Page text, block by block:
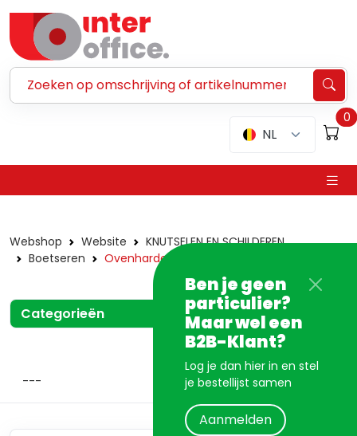
NL
0
Ben je geen
particulier?
Maar wel een
B2B-Klant?
Log je dan hier in en stel
je bestellijst samen
Aanmelden
Webshop Website
KNUTSELEN EN SCHILDEREN
Boetseren
Ovenhardend
Categorieën